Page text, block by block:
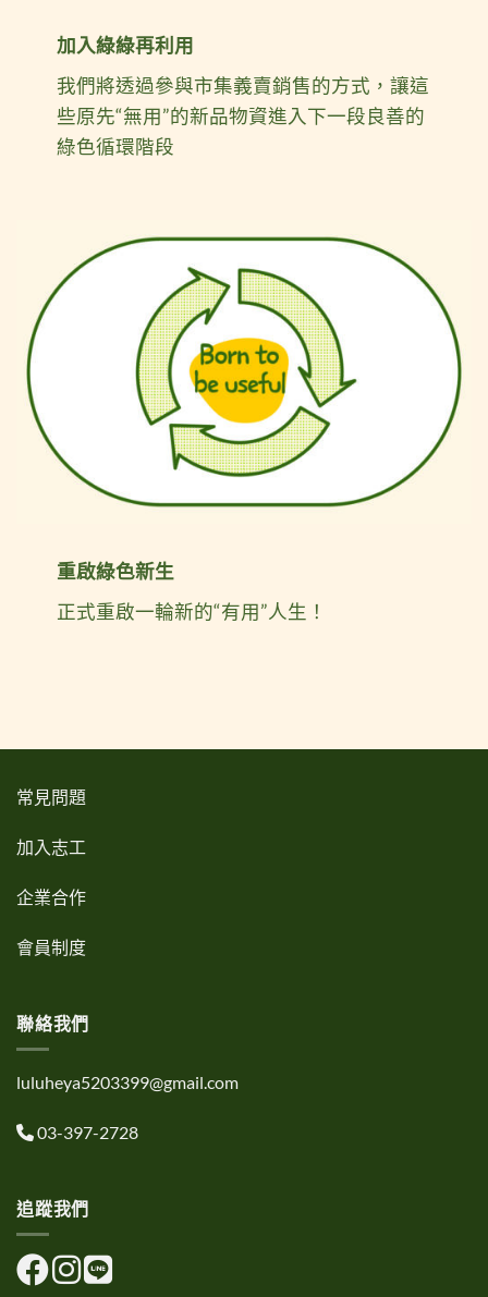
加入綠綠再利用
我們將透過參與市集義賣銷售的方式，讓這
些原先“無用”的新品物資進入下一段良善的
綠色循環階段
重啟綠色新生
正式重啟一輪新的“有用”人生！
常見問題
加入志工
企業合作
會員制度
聯絡我們
luluheya5203399@gmail.com
03-397-2728
追蹤我們